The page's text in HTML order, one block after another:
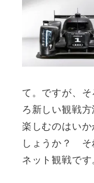
て。ですが、そ
ろ新しい観戦
楽しむのはい
しょうか？ そ
ネット観戦です